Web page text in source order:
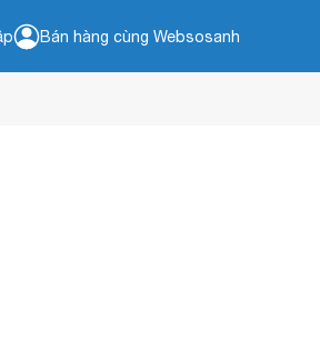
Bán hàng cùng Websosanh